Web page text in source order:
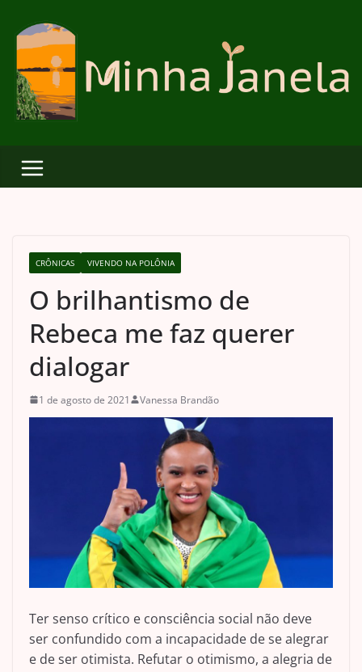
content
CRÔNICAS VIVENDO NA POLÔNIA
O brilhantismo de
Rebeca me faz querer
dialogar
1 de agosto de 2021 Vanessa Brandão
Ter senso crítico e consciência social não deve
ser confundido com a incapacidade de se alegrar
e de ser otimista. Refutar o otimismo, a alegria de